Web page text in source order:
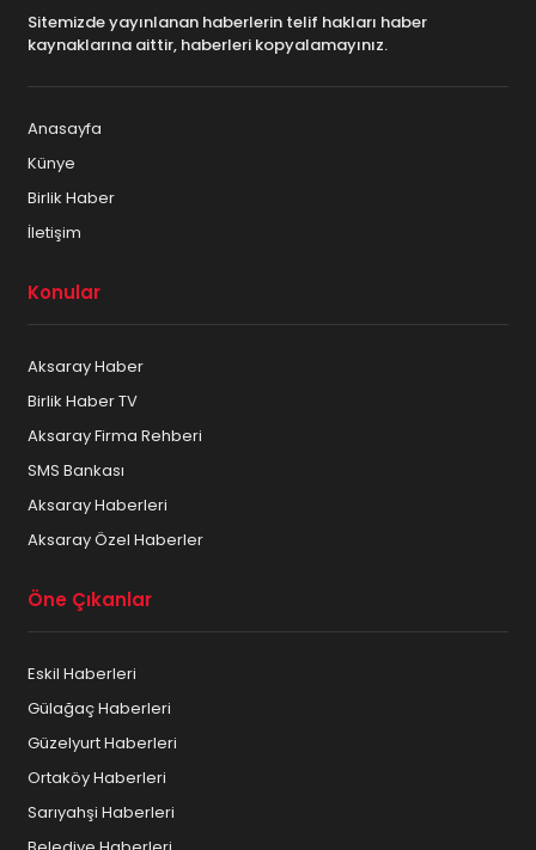
Sitemizde yayınlanan haberlerin telif hakları haber
kaynaklarına aittir, haberleri kopyalamayınız.
Anasayfa
Künye
Birlik Haber
İletişim
Konular
Aksaray Haber
Birlik Haber TV
Aksaray Firma Rehberi
SMS Bankası
Aksaray Haberleri
Aksaray Özel Haberler
Öne Çıkanlar
Eskil Haberleri
Gülağaç Haberleri
Güzelyurt Haberleri
Ortaköy Haberleri
Sarıyahşi Haberleri